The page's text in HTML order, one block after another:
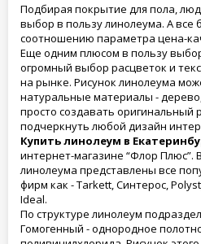
Подбирая покрытие для пола,
выбор в пользу линолеума. А все
соотношению параметра цена-
Еще одним плюсом в пользу
огромный выбор расцветок и
на рынке. Рисунок линолеума
натуральные материалы -
просто создавать оригинальный
подчеркнуть любой дизайн
Купить линолеум в
интернет-магазине “Флор Плюс”.
линолеума представлены все
фирм как - Tarkett, Синтерос,
Ideal.
По структуре линолеум
Гомогенный - однородное